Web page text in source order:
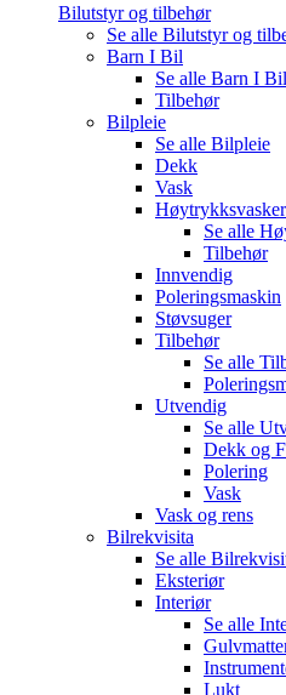
Bilutstyr og tilbehør
Se alle Bilutstyr og
Barn I Bil
Se alle Barn I Bil
Tilbehør
Bilpleie
Se alle Bilpleie
Dekk
Vask
Se alle
Tilbehør
Innvendig
Poleringsmaskin
Støvsuger
Tilbehør
Se alle
Utvendig
Se alle
Dekk og
Polering
Vask
Vask og rens
Bilrekvisita
Se alle
Eksteriør
Interiør
Se alle
Lukt